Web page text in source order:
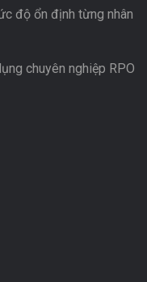
độ ổn định từng nhân
chuyên nghiệp RPO